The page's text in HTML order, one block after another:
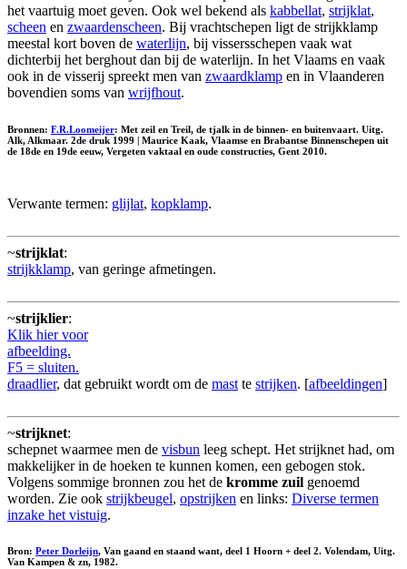
het vaartuig moet geven. Ook wel bekend als kabbellat, strijklat,
scheen en zwaardenscheen. Bij vrachtschepen ligt de strijkklamp
meestal kort boven de waterlijn, bij vissersschepen vaak wat
dichterbij het berghout dan bij de waterlijn. In het Vlaams en vaak
ook in de visserij spreekt men van zwaardklamp en in Vlaanderen
bovendien soms van wrijfhout.
Bronnen: F.R.Loomeijer: Met zeil en Treil, de tjalk in de binnen- en buitenvaart. Uitg.
Alk, Alkmaar. 2de druk 1999 | Maurice Kaak, Vlaamse en Brabantse Binnenschepen uit
de 18de en 19de eeuw, Vergeten vaktaal en oude constructies, Gent 2010.
Verwante termen: glijlat, kopklamp.
~strijklat:
strijkklamp, van geringe afmetingen.
~strijklier:
Klik hier voor
afbeelding.
F5 = sluiten.
draadlier, dat gebruikt wordt om de mast te strijken. [afbeeldingen]
~strijknet:
schepnet waarmee men de visbun leeg schept. Het strijknet had, om
makkelijker in de hoeken te kunnen komen, een gebogen stok.
Volgens sommige bronnen zou het de kromme zuil genoemd
worden. Zie ook strijkbeugel, opstrijken en links: Diverse termen
inzake het vistuig.
Bron: Peter Dorleijn, Van gaand en staand want, deel 1 Hoorn + deel 2. Volendam, Uitg.
Van Kampen & zn, 1982.